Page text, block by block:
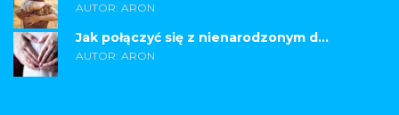
AUTOR: ARON
Jak połączyć się z nienarodzonym d...
AUTOR: ARON